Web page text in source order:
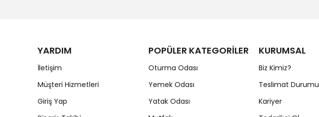
YARDIM
İletişim
Müşteri Hizmetleri
Giriş Yap
POPÜLER KATEGORİLER
Oturma Odası
Yemek Odası
Yatak Odası
KURUMSAL
Biz Kimiz?
Teslimat Durumu
Kariyer